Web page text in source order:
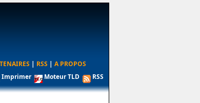
| RSS | A PROPOS
Imprimer Moteur TLD RSS